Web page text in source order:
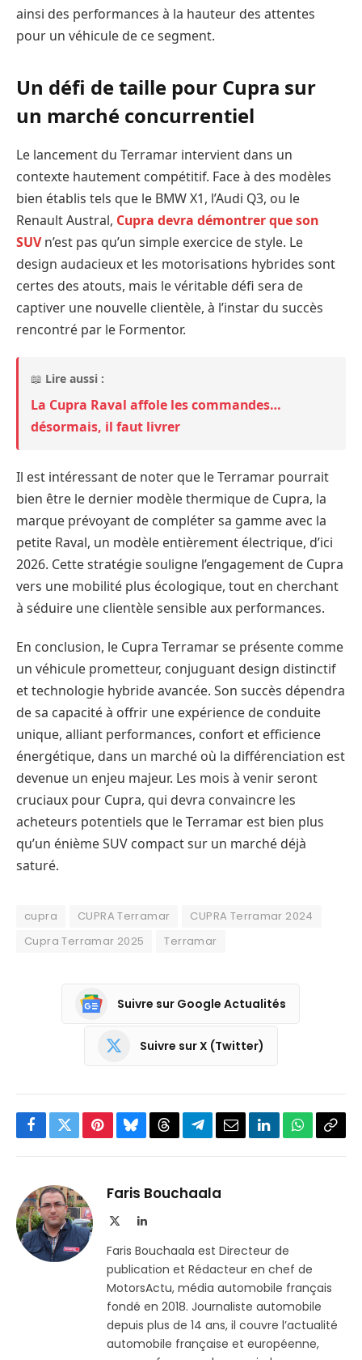
ainsi des performances à la hauteur des attentes
pour un véhicule de ce segment.
Un défi de taille pour Cupra sur
un marché concurrentiel
Le lancement du Terramar intervient dans un
contexte hautement compétitif. Face à des modèles
bien établis tels que le BMW X1, l’Audi Q3, ou le
Renault Austral, Cupra devra démontrer que son
SUVn’est pas qu’un simple exercice de style. Le
design audacieux et les motorisations hybrides sont
certes des atouts, mais le véritable défi sera de
captiver une nouvelle clientèle, à l’instar du succès
rencontré par le Formentor.
📖 Lire aussi :
La Cupra Raval affole les commandes…
désormais, il faut livrer
Il est intéressant de noter que le Terramar pourrait
bien être le dernier modèle thermique de Cupra, la
marque prévoyant de compléter sa gamme avec la
petite Raval, un modèle entièrement électrique, d’ici
2026. Cette stratégie souligne l’engagement de Cupra
vers une mobilité plus écologique, tout en cherchant
à séduire une clientèle sensible aux performances.
En conclusion, le Cupra Terramar se présente comme
un véhicule prometteur, conjuguant design distinctif
et technologie hybride avancée. Son succès dépendra
de sa capacité à offrir une expérience de conduite
unique, alliant performances, confort et efficience
énergétique, dans un marché où la différenciation est
devenue un enjeu majeur. Les mois à venir seront
cruciaux pour Cupra, qui devra convaincre les
acheteurs potentiels que le Terramar est bien plus
qu’un énième SUV compact sur un marché déjà
saturé.
cupra CUPRA Terramar
CUPRA Terramar 2024
Cupra Terramar 2025
Terramar
Suivre sur Google Actualités
Suivre sur X (Twitter)
Facebook
TwitterPinterestBlueskyThreadsPartager
Telegram
EmailLinkedInWhatsApp
Faris Bouchaala
LinkedIn
Faris Bouchaala est Directeur de
publication et Rédacteur en chef de
MotorsActu, média automobile français
fondé en 2018. Journaliste automobile
depuis plus de 14 ans, il couvre l’actualité
automobile française et européenne,